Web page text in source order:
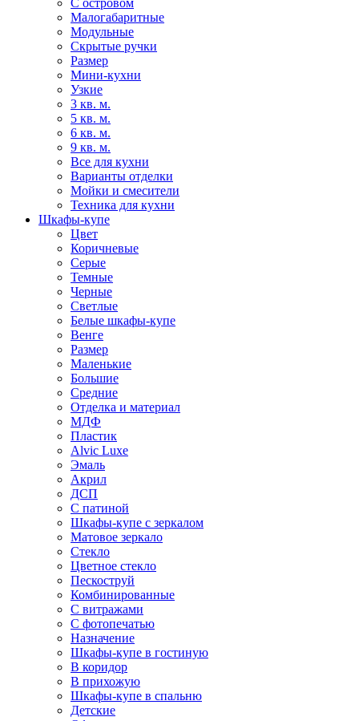
С островом
Малогабаритные
Модульные
Скрытые ручки
Размер
Мини-кухни
Узкие
3 кв. м.
5 кв. м.
6 кв. м.
9 кв. м.
Все для кухни
Варианты отделки
Мойки и смесители
Техника для кухни
Шкафы-купе
Цвет
Коричневые
Серые
Темные
Черные
Светлые
Белые шкафы-купе
Венге
Размер
Маленькие
Большие
Средние
Отделка и материал
МДФ
Пластик
Alvic Luxe
Эмаль
Акрил
ДСП
С патиной
Шкафы-купе с зеркалом
Матовое зеркало
Стекло
Цветное стекло
Пескоструй
Комбинированные
С витражами
С фотопечатью
Назначение
Шкафы-купе в гостиную
В коридор
В прихожую
Шкафы-купе в спальню
Детские